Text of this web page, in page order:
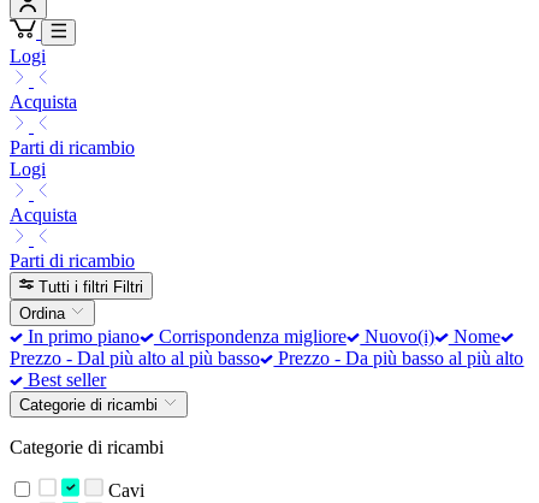
Logi
Acquista
Parti di ricambio
Logi
Acquista
Parti di ricambio
Tutti i filtri Filtri
Ordina
In primo piano Corrispondenza migliore Nuovo(i)
Nome
Prezzo - Dal più alto al più basso
Prezzo - Da più basso al più alto
Best seller
Categorie di ricambi
Categorie di ricambi
Cavi